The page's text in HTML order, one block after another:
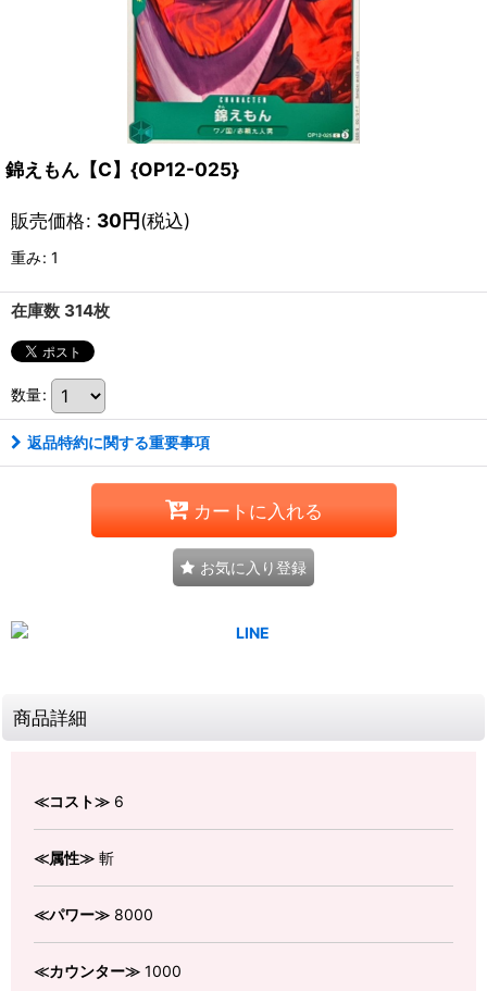
錦えもん【C】{OP12-025}
販売価格: 30円(税込)
重み: 1
在庫数 314枚
数量:
返品特約に関する重要事項
カートに入れる
お気に入り登録
商品詳細
≪コスト≫ 6
≪属性≫ 斬
≪パワー≫ 8000
≪カウンター≫ 1000